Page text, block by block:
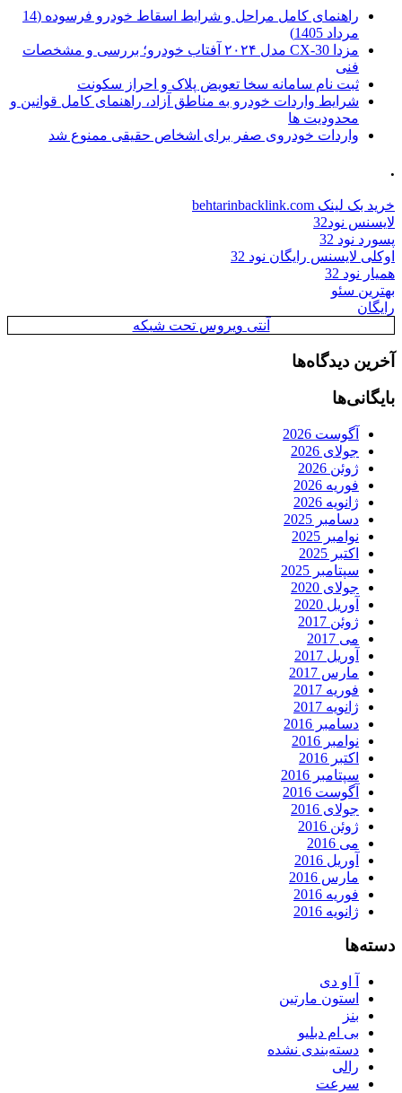
راهنمای کامل مراحل و شرایط اسقاط خودرو فرسوده (14
مرداد 1405)
مزدا CX-30 مدل ۲۰۲۴ آفتاب خودرو؛ بررسی و مشخصات
فنی
ثبت نام سامانه سخا تعویض پلاک و احراز سکونت
شرایط واردات خودرو به مناطق آزاد، راهنمای کامل قوانین و
محدودیت ها
واردات خودروی صفر برای اشخاص حقیقی ممنوع شد
.
خرید بک لینک behtarinbacklink.com
لایسنس نود32
پسورد نود 32
اوکلی لایسنس رایگان نود 32
همیار نود 32
بهترین سئو
رایگان
آنتی ویروس تحت شبکه
آخرین دیدگاه‌ها
بایگانی‌ها
آگوست 2026
جولای 2026
ژوئن 2026
فوریه 2026
ژانویه 2026
دسامبر 2025
نوامبر 2025
اکتبر 2025
سپتامبر 2025
جولای 2020
آوریل 2020
ژوئن 2017
می 2017
آوریل 2017
مارس 2017
فوریه 2017
ژانویه 2017
دسامبر 2016
نوامبر 2016
اکتبر 2016
سپتامبر 2016
آگوست 2016
جولای 2016
ژوئن 2016
می 2016
آوریل 2016
مارس 2016
فوریه 2016
ژانویه 2016
دسته‌ها
آ او دی
استون مارتین
بنز
بی ام دبلیو
دسته‌بندی نشده
رالی
سرعت